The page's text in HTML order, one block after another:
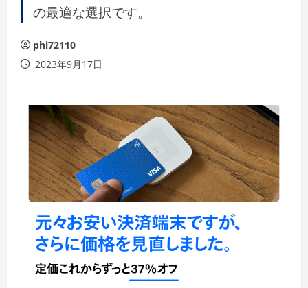
の最適な選択です。
phi72110
2023年9月17日